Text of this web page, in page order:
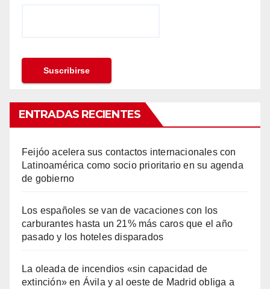
ENTRADAS RECIENTES
Feijóo acelera sus contactos internacionales con
Latinoamérica como socio prioritario en su agenda
de gobierno
Los españoles se van de vacaciones con los
carburantes hasta un 21% más caros que el año
pasado y los hoteles disparados
La oleada de incendios «sin capacidad de
extinción» en Ávila y al oeste de Madrid obliga a